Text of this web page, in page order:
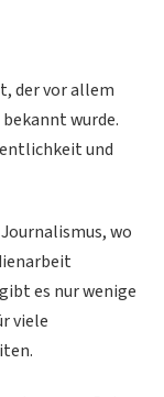
der vor allem
wurde.
und
wo
es nur wenige
viele